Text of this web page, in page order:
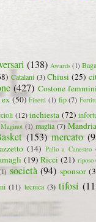
(138) Awards (1)
Catalani (3) Chiusi (25)
(427) Costone
ex (50) Finetti (1) fip (7)
(12) inchiesta (72)
Maginot (1) maglia (7)
(153) mercato
(14) Palio a Canestro
(19) Ricci (21) riposo
società (94) sponsor
(11) tecnica (3) tifosi